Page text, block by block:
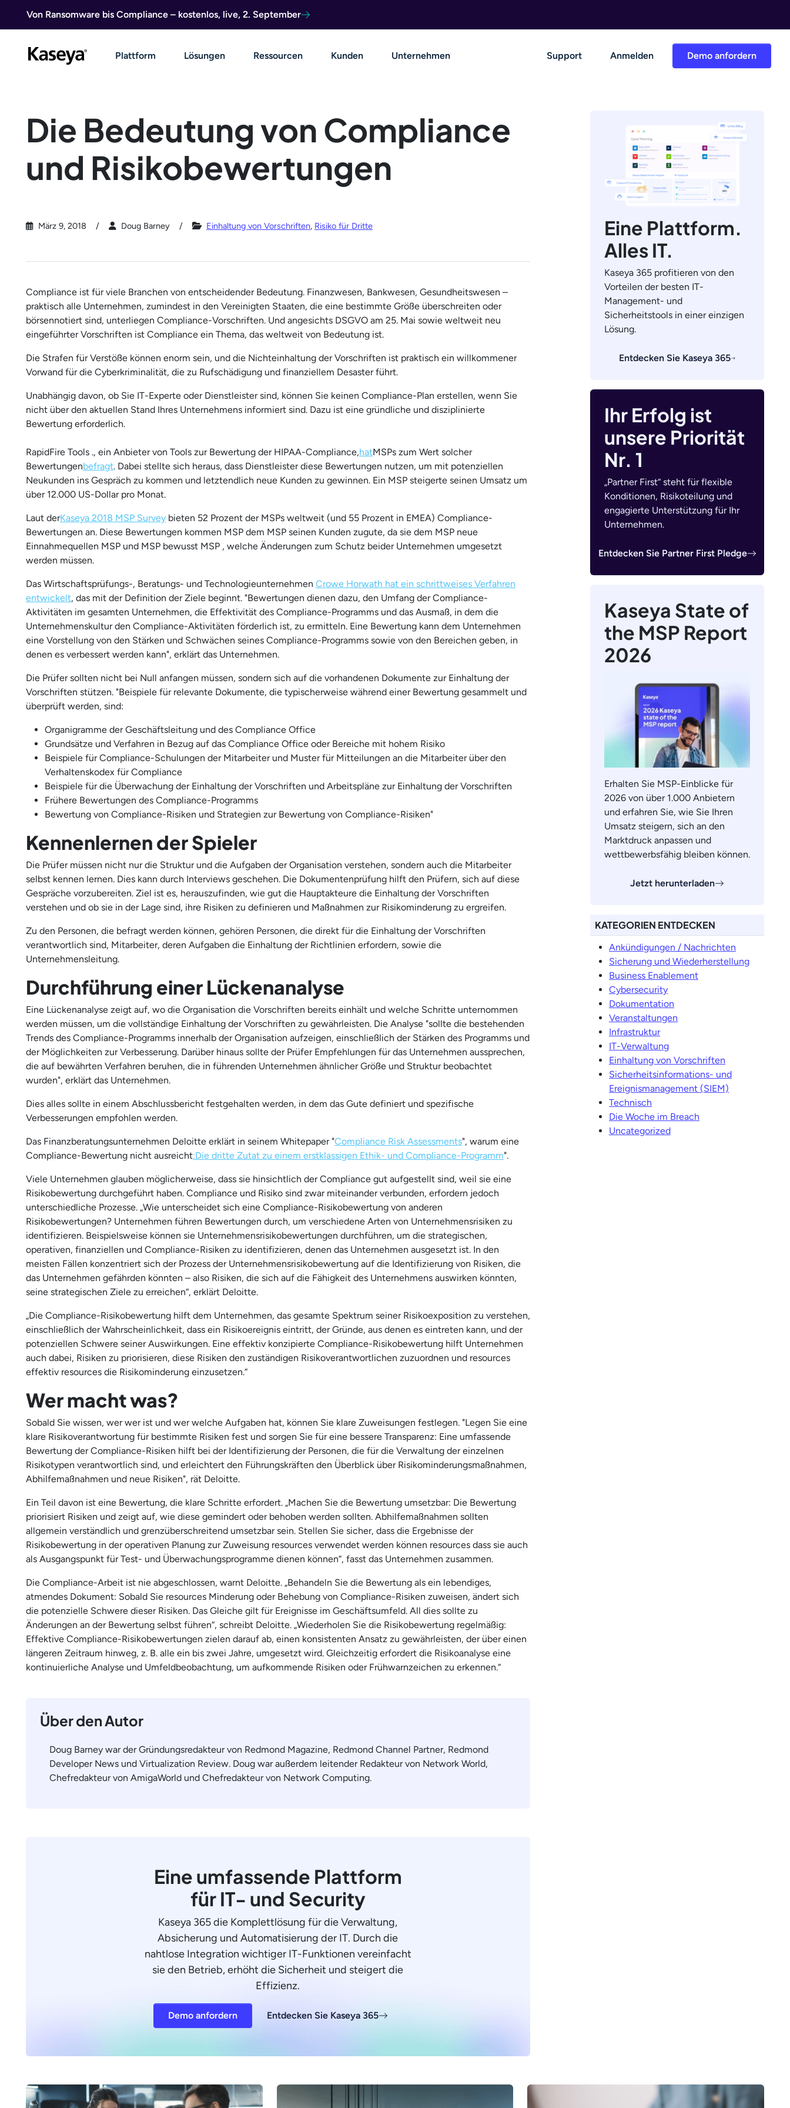
Von Ransomware bis Compliance – kostenlos, live, 2. September
Demo anfordern
Plattform Lösungen Ressourcen Kunden Unternehmen Support Anmelden
Die Bedeutung von Compliance
und Risikobewertungen
März 9, 2018 Doug Barney Einhaltung von Vorschriften, Risiko für Dritte
Compliance ist für viele Branchen von entscheidender Bedeutung. Finanzwesen, Bankwesen, Gesundheitswesen –
praktisch alle Unternehmen, zumindest in den Vereinigten Staaten, die eine bestimmte Größe überschreiten oder
börsennotiert sind, unterliegen Compliance-Vorschriften. Und angesichts DSGVO am 25. Mai sowie weltweit neu
eingeführter Vorschriften ist Compliance ein Thema, das weltweit von Bedeutung ist.
Die Strafen für Verstöße können enorm sein, und die Nichteinhaltung der Vorschriften ist praktisch ein willkommener
Vorwand für die Cyberkriminalität, die zu Rufschädigung und finanziellem Desaster führt.
Unabhängig davon, ob Sie IT-Experte oder Dienstleister sind, können Sie keinen Compliance-Plan erstellen, wenn Sie
nicht über den aktuellen Stand Ihres Unternehmens informiert sind. Dazu ist eine gründliche und disziplinierte
Bewertung erforderlich.
RapidFire Tools ., ein Anbieter von Tools zur Bewertung der HIPAA-Compliance,hatMSPs zum Wert solcher
Bewertungenbefragt. Dabei stellte sich heraus, dass Dienstleister diese Bewertungen nutzen, um mit potenziellen
Neukunden ins Gespräch zu kommen und letztendlich neue Kunden zu gewinnen. Ein MSP steigerte seinen Umsatz um
über 12.000 US-Dollar pro Monat.
Laut derKaseya 2018 MSP Survey bieten 52 Prozent der MSPs weltweit (und 55 Prozent in EMEA) Compliance-
Bewertungen an. Diese Bewertungen kommen MSP dem MSP seinen Kunden zugute, da sie dem MSP neue
Einnahmequellen MSP und MSP bewusst MSP , welche Änderungen zum Schutz beider Unternehmen umgesetzt
werden müssen.
Das Wirtschaftsprüfungs-, Beratungs- und Technologieunternehmen Crowe Horwath hat ein schrittweises Verfahren
entwickelt, das mit der Definition der Ziele beginnt. "Bewertungen dienen dazu, den Umfang der Compliance-
Aktivitäten im gesamten Unternehmen, die Effektivität des Compliance-Programms und das Ausmaß, in dem die
Unternehmenskultur den Compliance-Aktivitäten förderlich ist, zu ermitteln. Eine Bewertung kann dem Unternehmen
eine Vorstellung von den Stärken und Schwächen seines Compliance-Programms sowie von den Bereichen geben, in
denen es verbessert werden kann", erklärt das Unternehmen.
Die Prüfer sollten nicht bei Null anfangen müssen, sondern sich auf die vorhandenen Dokumente zur Einhaltung der
Vorschriften stützen. "Beispiele für relevante Dokumente, die typischerweise während einer Bewertung gesammelt und
überprüft werden, sind:
Organigramme der Geschäftsleitung und des Compliance Office
Grundsätze und Verfahren in Bezug auf das Compliance Office oder Bereiche mit hohem Risiko
Beispiele für Compliance-Schulungen der Mitarbeiter und Muster für Mitteilungen an die Mitarbeiter über den
Verhaltenskodex für Compliance
Beispiele für die Überwachung der Einhaltung der Vorschriften und Arbeitspläne zur Einhaltung der Vorschriften
Frühere Bewertungen des Compliance-Programms
Bewertung von Compliance-Risiken und Strategien zur Bewertung von Compliance-Risiken"
Kennenlernen der Spieler
Die Prüfer müssen nicht nur die Struktur und die Aufgaben der Organisation verstehen, sondern auch die Mitarbeiter
selbst kennen lernen. Dies kann durch Interviews geschehen. Die Dokumentenprüfung hilft den Prüfern, sich auf diese
Gespräche vorzubereiten. Ziel ist es, herauszufinden, wie gut die Hauptakteure die Einhaltung der Vorschriften
verstehen und ob sie in der Lage sind, ihre Risiken zu definieren und Maßnahmen zur Risikominderung zu ergreifen.
Zu den Personen, die befragt werden können, gehören Personen, die direkt für die Einhaltung der Vorschriften
verantwortlich sind, Mitarbeiter, deren Aufgaben die Einhaltung der Richtlinien erfordern, sowie die
Unternehmensleitung.
Durchführung einer Lückenanalyse
Eine Lückenanalyse zeigt auf, wo die Organisation die Vorschriften bereits einhält und welche Schritte unternommen
werden müssen, um die vollständige Einhaltung der Vorschriften zu gewährleisten. Die Analyse "sollte die bestehenden
Trends des Compliance-Programms innerhalb der Organisation aufzeigen, einschließlich der Stärken des Programms und
der Möglichkeiten zur Verbesserung. Darüber hinaus sollte der Prüfer Empfehlungen für das Unternehmen aussprechen,
die auf bewährten Verfahren beruhen, die in führenden Unternehmen ähnlicher Größe und Struktur beobachtet
wurden", erklärt das Unternehmen.
Dies alles sollte in einem Abschlussbericht festgehalten werden, in dem das Gute definiert und spezifische
Verbesserungen empfohlen werden.
Das Finanzberatungsunternehmen Deloitte erklärt in seinem Whitepaper "Compliance Risk Assessments", warum eine
Compliance-Bewertung nicht ausreicht:Die dritte Zutat zu einem erstklassigen Ethik- und Compliance-Programm".
Viele Unternehmen glauben möglicherweise, dass sie hinsichtlich der Compliance gut aufgestellt sind, weil sie eine
Risikobewertung durchgeführt haben. Compliance und Risiko sind zwar miteinander verbunden, erfordern jedoch
unterschiedliche Prozesse. „Wie unterscheidet sich eine Compliance-Risikobewertung von anderen
Risikobewertungen? Unternehmen führen Bewertungen durch, um verschiedene Arten von Unternehmensrisiken zu
identifizieren. Beispielsweise können sie Unternehmensrisikobewertungen durchführen, um die strategischen,
operativen, finanziellen und Compliance-Risiken zu identifizieren, denen das Unternehmen ausgesetzt ist. In den
meisten Fällen konzentriert sich der Prozess der Unternehmensrisikobewertung auf die Identifizierung von Risiken, die
das Unternehmen gefährden könnten – also Risiken, die sich auf die Fähigkeit des Unternehmens auswirken könnten,
seine strategischen Ziele zu erreichen“, erklärt Deloitte.
„Die Compliance-Risikobewertung hilft dem Unternehmen, das gesamte Spektrum seiner Risikoexposition zu verstehen,
einschließlich der Wahrscheinlichkeit, dass ein Risikoereignis eintritt, der Gründe, aus denen es eintreten kann, und der
potenziellen Schwere seiner Auswirkungen. Eine effektiv konzipierte Compliance-Risikobewertung hilft Unternehmen
auch dabei, Risiken zu priorisieren, diese Risiken den zuständigen Risikoverantwortlichen zuzuordnen und resources
effektiv resources die Risikominderung einzusetzen.“
Wer macht was?
Sobald Sie wissen, wer wer ist und wer welche Aufgaben hat, können Sie klare Zuweisungen festlegen. "Legen Sie eine
klare Risikoverantwortung für bestimmte Risiken fest und sorgen Sie für eine bessere Transparenz: Eine umfassende
Bewertung der Compliance-Risiken hilft bei der Identifizierung der Personen, die für die Verwaltung der einzelnen
Risikotypen verantwortlich sind, und erleichtert den Führungskräften den Überblick über Risikominderungsmaßnahmen,
Abhilfemaßnahmen und neue Risiken", rät Deloitte.
Ein Teil davon ist eine Bewertung, die klare Schritte erfordert. „Machen Sie die Bewertung umsetzbar: Die Bewertung
priorisiert Risiken und zeigt auf, wie diese gemindert oder behoben werden sollten. Abhilfemaßnahmen sollten
allgemein verständlich und grenzüberschreitend umsetzbar sein. Stellen Sie sicher, dass die Ergebnisse der
Risikobewertung in der operativen Planung zur Zuweisung resources verwendet werden können resources dass sie auch
als Ausgangspunkt für Test- und Überwachungsprogramme dienen können“, fasst das Unternehmen zusammen.
Die Compliance-Arbeit ist nie abgeschlossen, warnt Deloitte. „Behandeln Sie die Bewertung als ein lebendiges,
atmendes Dokument: Sobald Sie resources Minderung oder Behebung von Compliance-Risiken zuweisen, ändert sich
die potenzielle Schwere dieser Risiken. Das Gleiche gilt für Ereignisse im Geschäftsumfeld. All dies sollte zu
Änderungen an der Bewertung selbst führen“, schreibt Deloitte. „Wiederholen Sie die Risikobewertung regelmäßig:
Effektive Compliance-Risikobewertungen zielen darauf ab, einen konsistenten Ansatz zu gewährleisten, der über einen
längeren Zeitraum hinweg, z. B. alle ein bis zwei Jahre, umgesetzt wird. Gleichzeitig erfordert die Risikoanalyse eine
kontinuierliche Analyse und Umfeldbeobachtung, um aufkommende Risiken oder Frühwarnzeichen zu erkennen.“
Über den Autor
Doug Barney war der Gründungsredakteur von Redmond Magazine, Redmond Channel Partner, Redmond
Developer News und Virtualization Review. Doug war außerdem leitender Redakteur von Network World,
Chefredakteur von AmigaWorld und Chefredakteur von Network Computing.
Eine umfassende Plattform
für IT- und Security
Kaseya 365 die Komplettlösung für die Verwaltung,
Absicherung und Automatisierung der IT. Durch die
nahtlose Integration wichtiger IT-Funktionen vereinfacht
sie den Betrieb, erhöht die Sicherheit und steigert die
Effizienz.
Demo anfordern Entdecken Sie Kaseya 365
Eine Plattform.
Alles IT.
Kaseya 365 profitieren von den
Vorteilen der besten IT-
Management- und
Sicherheitstools in einer einzigen
Lösung.
Entdecken Sie Kaseya 365
Ihr Erfolg ist
unsere Priorität
Nr. 1
„Partner First“ steht für flexible
Konditionen, Risikoteilung und
engagierte Unterstützung für Ihr
Unternehmen.
Entdecken Sie Partner First Pledge
Kaseya State of
the MSP Report
2026
Erhalten Sie MSP-Einblicke für
2026 von über 1.000 Anbietern
und erfahren Sie, wie Sie Ihren
Umsatz steigern, sich an den
Marktdruck anpassen und
wettbewerbsfähig bleiben können.
Jetzt herunterladen
KATEGORIEN ENTDECKEN
Ankündigungen / Nachrichten
Sicherung und Wiederherstellung
Business Enablement
Cybersecurity
Dokumentation
Veranstaltungen
Infrastruktur
IT-Verwaltung
Einhaltung von Vorschriften
Sicherheitsinformations- und
Ereignismanagement (SIEM)
Technisch
Die Woche im Breach
Uncategorized